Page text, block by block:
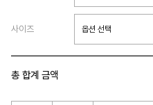
사이즈
총 합계 금액